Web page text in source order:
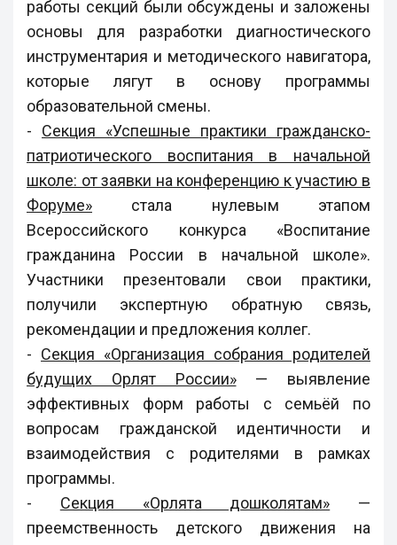
работы секций были обсуждены и заложены
основы для разработки диагностического
инструментария и методического навигатора,
которые лягут в основу программы
образовательной смены.
- Секция «Успешные практики гражданско-
патриотического воспитания в начальной
школе: от заявки на конференцию к участию в
Форуме» стала нулевым этапом
Всероссийского конкурса «Воспитание
гражданина России в начальной школе».
Участники презентовали свои практики,
получили экспертную обратную связь,
рекомендации и предложения коллег.
- Секция «Организация собрания родителей
будущих Орлят России»— выявление
эффективных форм работы с семьёй по
вопросам гражданской идентичности и
взаимодействия с родителями в рамках
программы.
- Секция «Орлята дошколятам» —
преемственность детского движения на